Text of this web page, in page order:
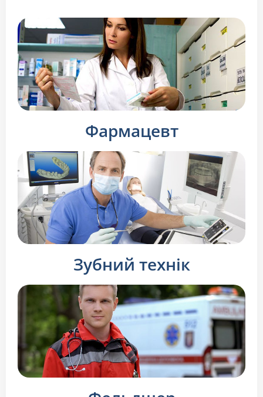
Фармацевт
Зубний технік